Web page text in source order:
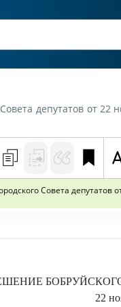
от 22 ноября 2016 г.
Совета депутатов
22